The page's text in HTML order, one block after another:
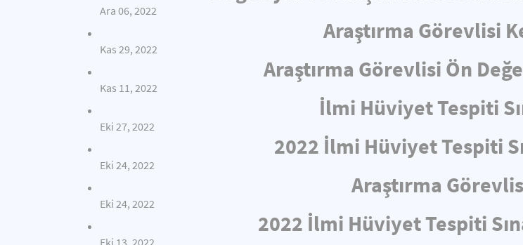
Ara 06, 2022
Araştırma Görevlisi
Kas 29, 2022
Araştırma Görevlisi Ön
Kas 11, 2022
İlmi Hüviyet Tespiti
Eki 27, 2022
2022 İlmi Hüviyet Tespiti
Eki 24, 2022
Araştırma
Eki 24, 2022
2022 İlmi Hüviyet Tespiti